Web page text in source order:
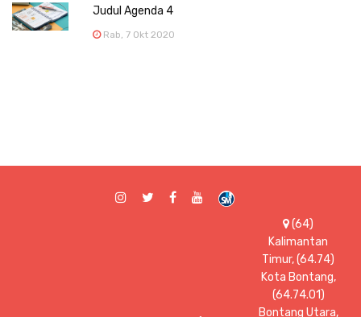
Judul Agenda 4
Rab, 7 Okt 2020
(64)
Kalimantan
Timur, (64.74)
Kota Bontang,
(64.74.01)
Bontang Utara,